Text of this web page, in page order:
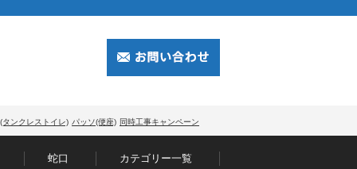
タンクレストイレ) パッソ(便座) 同時工事キャンペーン
蛇口 カテゴリー一覧